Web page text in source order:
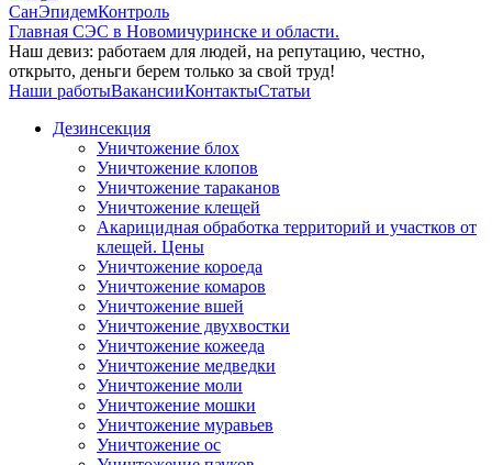
СанЭпидемКонтроль
Главная СЭС в Новомичуринске и области.
Наш девиз: работаем для людей, на репутацию, честно,
открыто, деньги берем только за свой труд!
Наши работыВакансииКонтактыСтатьи
Дезинсекция
Уничтожение блох
Уничтожение клопов
Уничтожение тараканов
Уничтожение клещей
Акарицидная обработка территорий и участков от
клещей. Цены
Уничтожение короеда
Уничтожение комаров
Уничтожение вшей
Уничтожение двухвостки
Уничтожение кожееда
Уничтожение медведки
Уничтожение моли
Уничтожение мошки
Уничтожение муравьев
Уничтожение ос